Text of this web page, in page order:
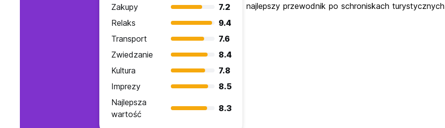
Zakupy
7.2
Relaks
9.4
Transport
7.6
Zwiedzanie
8.4
Kultura
7.8
Imprezy
8.5
Najlepsza
wartość
8.3
najlepszy przewodnik po schroniskach